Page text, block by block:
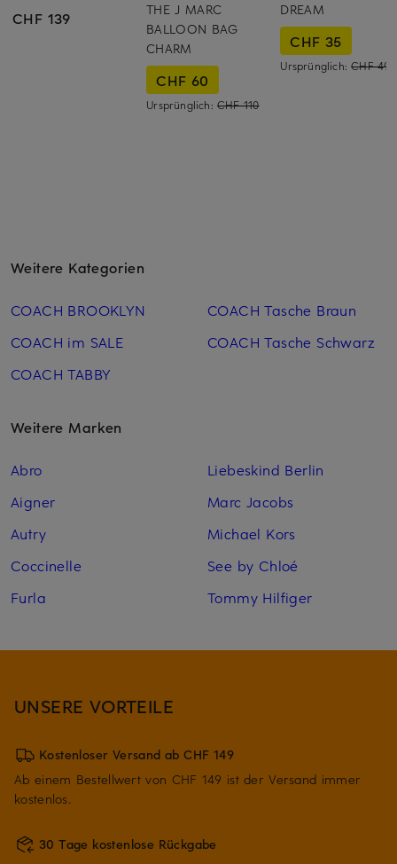
CHF 139
THE J MARC
BALLOON BAG
CHARM
CHF 60
Ursprünglich: CHF 110
DREAM
CHF 35
Ursprünglich:CHF 49
Weitere Kategorien
COACH BROOKLYN
COACH im SALE
COACH TABBY
COACH Tasche Braun
COACH Tasche Schwarz
Weitere Marken
Abro
Aigner
Autry
Coccinelle
Furla
Liebeskind Berlin
Marc Jacobs
Michael Kors
See by Chloé
Tommy Hilfiger
UNSERE VORTEILE
Kostenloser Versand ab CHF 149
Ab einem Bestellwert von CHF 149 ist der Versand immer
kostenlos.
30 Tage kostenlose Rückgabe